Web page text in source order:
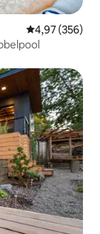
4,97 av 5 i
4,97 (356)